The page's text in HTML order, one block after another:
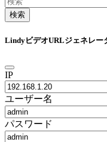
検索
LindyビデオURLジェネレー
IP
ユーザー名
パスワード